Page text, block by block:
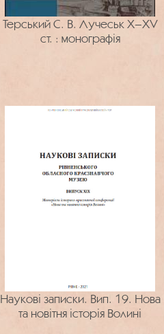
Терський С. В. Лучеськ X–XV
ст. : монографія
Наукові записки. Вип. 19. Нова
та новітня історія Волині